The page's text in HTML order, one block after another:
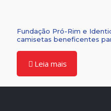
Fundação Pró-Rim e
camisetas beneficentes
Leia mais